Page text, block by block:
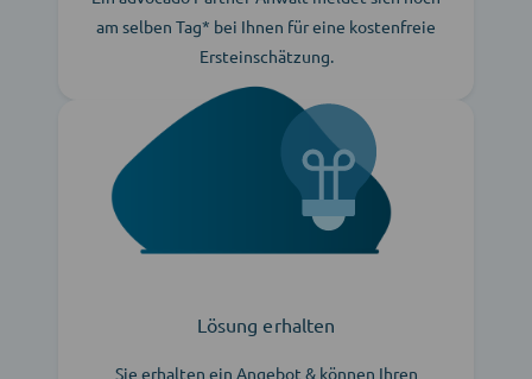
am selben Tag* bei Ihnen für eine kostenfreie
Ersteinschätzung.
Lösung erhalten
Sie erhalten ein Angebot & können Ihren